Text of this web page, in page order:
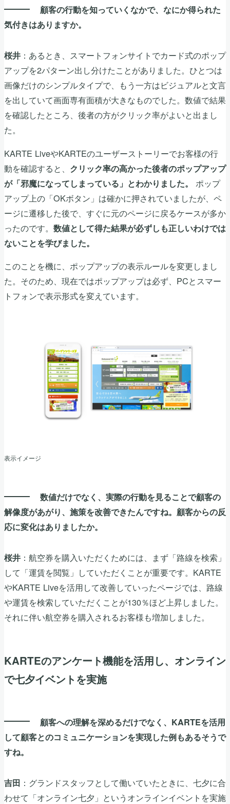
顧客の行動を知っていくなかで、なにか得られた
気付きはありますか。
桜井 ：あるとき、スマートフォンサイトでカード式のポップ
アップを2パターン出し分けたことがありました。ひとつは
画像だけのシンプルタイプで、もう一方はビジュアルと文言
を出していて画面専有面積が大きなものでした。数値で結果
を確認したところ、後者の方がクリック率がよいと出まし
た。
KARTE LiveやKARTEのユーザーストーリーでお客様の行
動を確認すると、 クリック率の高かった後者のポップアップ
が「邪魔になってしまっている」とわかりました。
ポップ
アップ上の「OKボタン」は確かに押されていましたが、ペ
ージに遷移した後で、すぐに元のページに戻るケースが多か
ったのです。 数値として得た結果が必ずしも正しいわけでは
ないことを学びました。
このことを機に、ポップアップの表示ルールを変更しまし
た。そのため、現在ではポップアップは必ず、PCとスマー
トフォンで表示形式を変えています。
表示イメージ
数値だけでなく、実際の行動を見ることで顧客の
解像度があがり、施策を改善できたんですね。顧客からの反
応に変化はありましたか。
桜井 ：航空券を購入いただくためには、まず「路線を検索」
して「運賃を閲覧」していただくことが重要です。KARTE
やKARTE Liveを活用して改善していったページでは、路線
や運賃を検索していただくことが130％ほど上昇しました。
それに伴い航空券を購入されるお客様も増加しました。
KARTEのアンケート機能を活用し、オンライン
で七夕イベントを実施
顧客への理解を深めるだけでなく、KARTEを活用
して顧客とのコミュニケーションを実現した例もあるそうで
すね。
吉田 ：グランドスタッフとして働いていたときに、七夕に合
わせて「オンライン七夕」というオンラインイベントを実施